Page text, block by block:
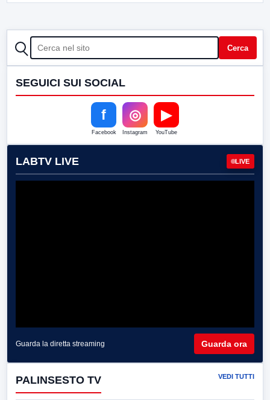
CERCA Cerca
SEGUICI SUI SOCIAL
f
Facebook
◎
Instagram
▶
YouTube
LABTV LIVE LIVE
Guarda la diretta streaming Guarda ora
PALINSESTO TV VEDI TUTTI